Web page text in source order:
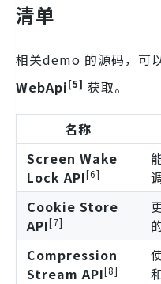
清单
相关demo 的源码，可
WebApi[5] 获取。
名称
Screen Wake
Lock API[6]
Cookie Store
API[7]
Compression
Stream API[8]